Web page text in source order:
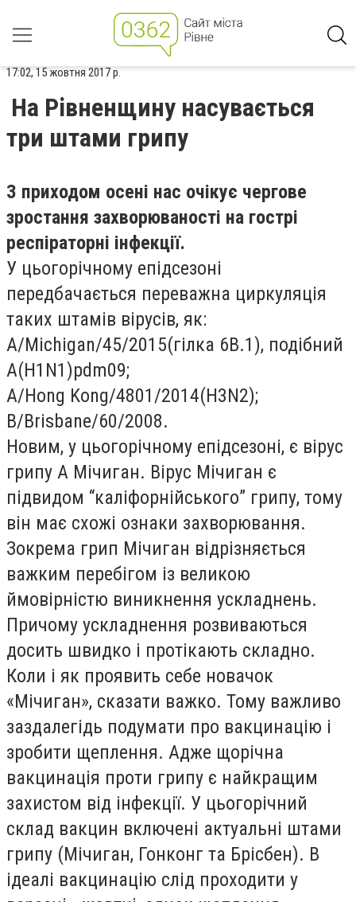
17:02, 15 жовтня 2017 р.
На Рівненщину насувається
три штами грипу
З приходом осені нас очікує чергове
зростання захворюваності на гострі
респіраторні інфекції.
У цьогорічному епідсезоні
передбачається переважна циркуляція
таких штамів вірусів, як:
А/Michigan/45/2015(гілка 6В.1), подібний
A(H1N1)pdm09;
А/Hong Kong/4801/2014(H3N2);
B/Brisbane/60/2008.
Новим, у цьогорічному епідсезоні, є вірус
грипу А Мічиган. Вірус Мічиган є
підвидом “каліфорнійського” грипу, тому
він має схожі ознаки захворювання.
Зокрема грип Мічиган відрізняється
важким перебігом із великою
ймовірністю виникнення ускладнень.
Причому ускладнення розвиваються
досить швидко і протікають складно.
Коли і як проявить себе новачок
«Мічиган», сказати важко. Тому важливо
заздалегідь подумати про вакцинацію і
зробити щеплення. Адже щорічна
вакцинація проти грипу є найкращим
захистом від інфекції. У цьогорічний
склад вакцин включені актуальні штами
грипу (Мічиган, Гонконг та Брісбен). В
ідеалі вакцинацію слід проходити у